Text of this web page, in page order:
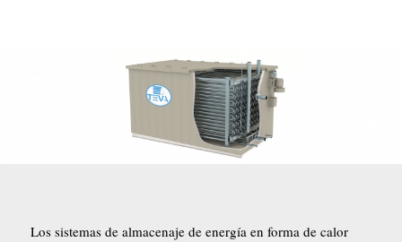
Los sistemas de almacenaje de energía en forma de calor